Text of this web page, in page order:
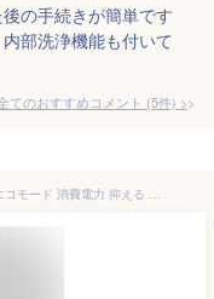
の手続きが簡単です
部洗浄機能も付いて
てのおすすめコメント (5件) >
【施工あり】エアコン 6畳用 節電 いたわりエコモード 消費電力 抑える 電気代 省エネ エコ 寝室 子供部屋 内部清浄 タイマー付 入切 シンプル スタンダード Rシリーズ 2.2kW 100v アイリスオーヤマ * クーラー 6畳 工事費込み 新生活